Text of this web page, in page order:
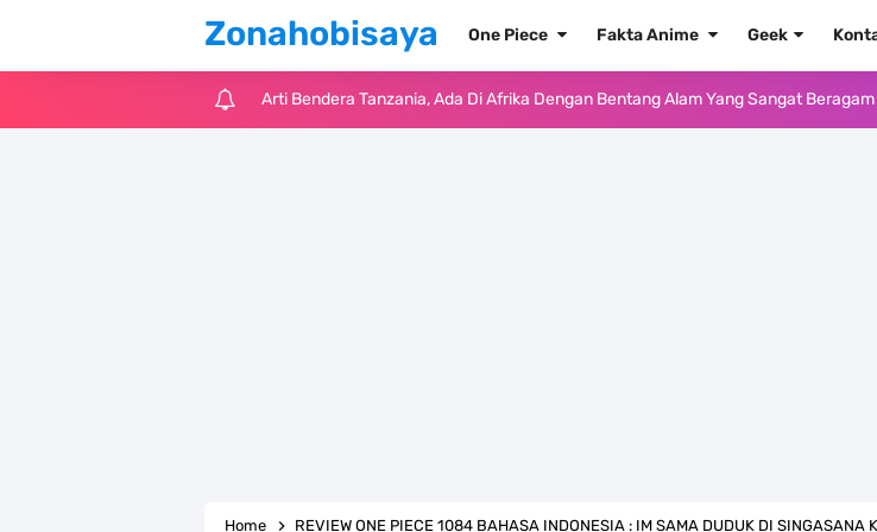
Zonahobisaya One Piece Fakta Anime Geek
Arti Bendera Tanzania, Ada Di Afrika Dengan Bentang Alam Yang Sangat Beragam
Home REVIEW ONE PIECE 1084 BAHASA INDONESIA : IM SAMA DUDUK DI SINGASANA